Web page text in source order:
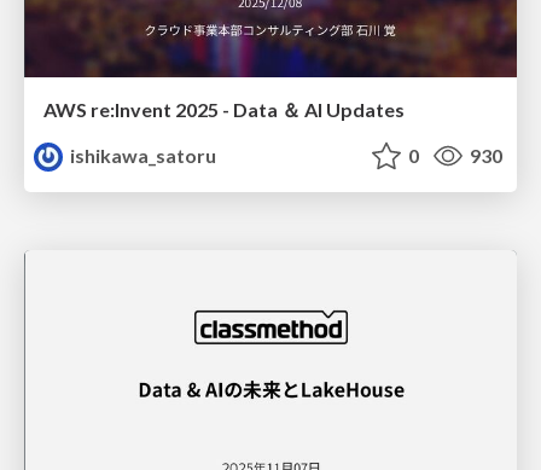
AWS re:Invent 2025 - Data ＆ AI Updates
ishikawa_satoru
0 930